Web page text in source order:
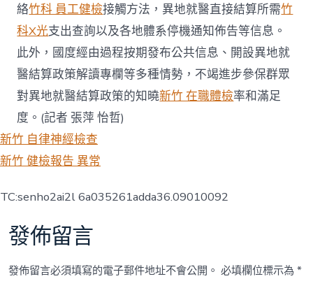
絡竹科 員工健檢接觸方法，異地就醫直接結算所需竹
科X光支出查詢以及各地體系停機通知佈告等信息。
此外，國度經由過程按期發布公共信息、開設異地就
醫結算政策解讀專欄等多種情勢，不竭進步參保群眾
對異地就醫結算政策的知曉新竹 在職體檢率和滿足
度。(記者 張萍 怡哲)
新竹 自律神經檢查
新竹 健檢報告 異常
TC:senho2ai2l 6a035261adda36.09010092
發佈留言
發佈留言必須填寫的電子郵件地址不會公開。 必填欄位標示為*